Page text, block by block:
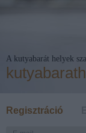
A kutyabarát helyek
Regisztráció